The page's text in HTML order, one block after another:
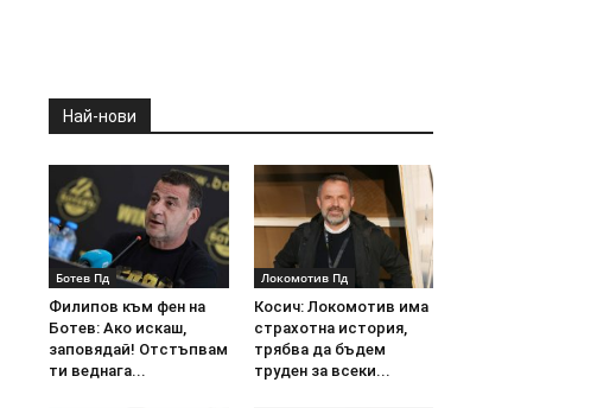
Най-нови
Ботев Пд
Филипов към фен на
Ботев: Ако искаш,
заповядай! Отстъпвам
ти веднага...
Локомотив Пд
Косич: Локомотив има
страхотна история,
трябва да бъдем
труден за всеки...